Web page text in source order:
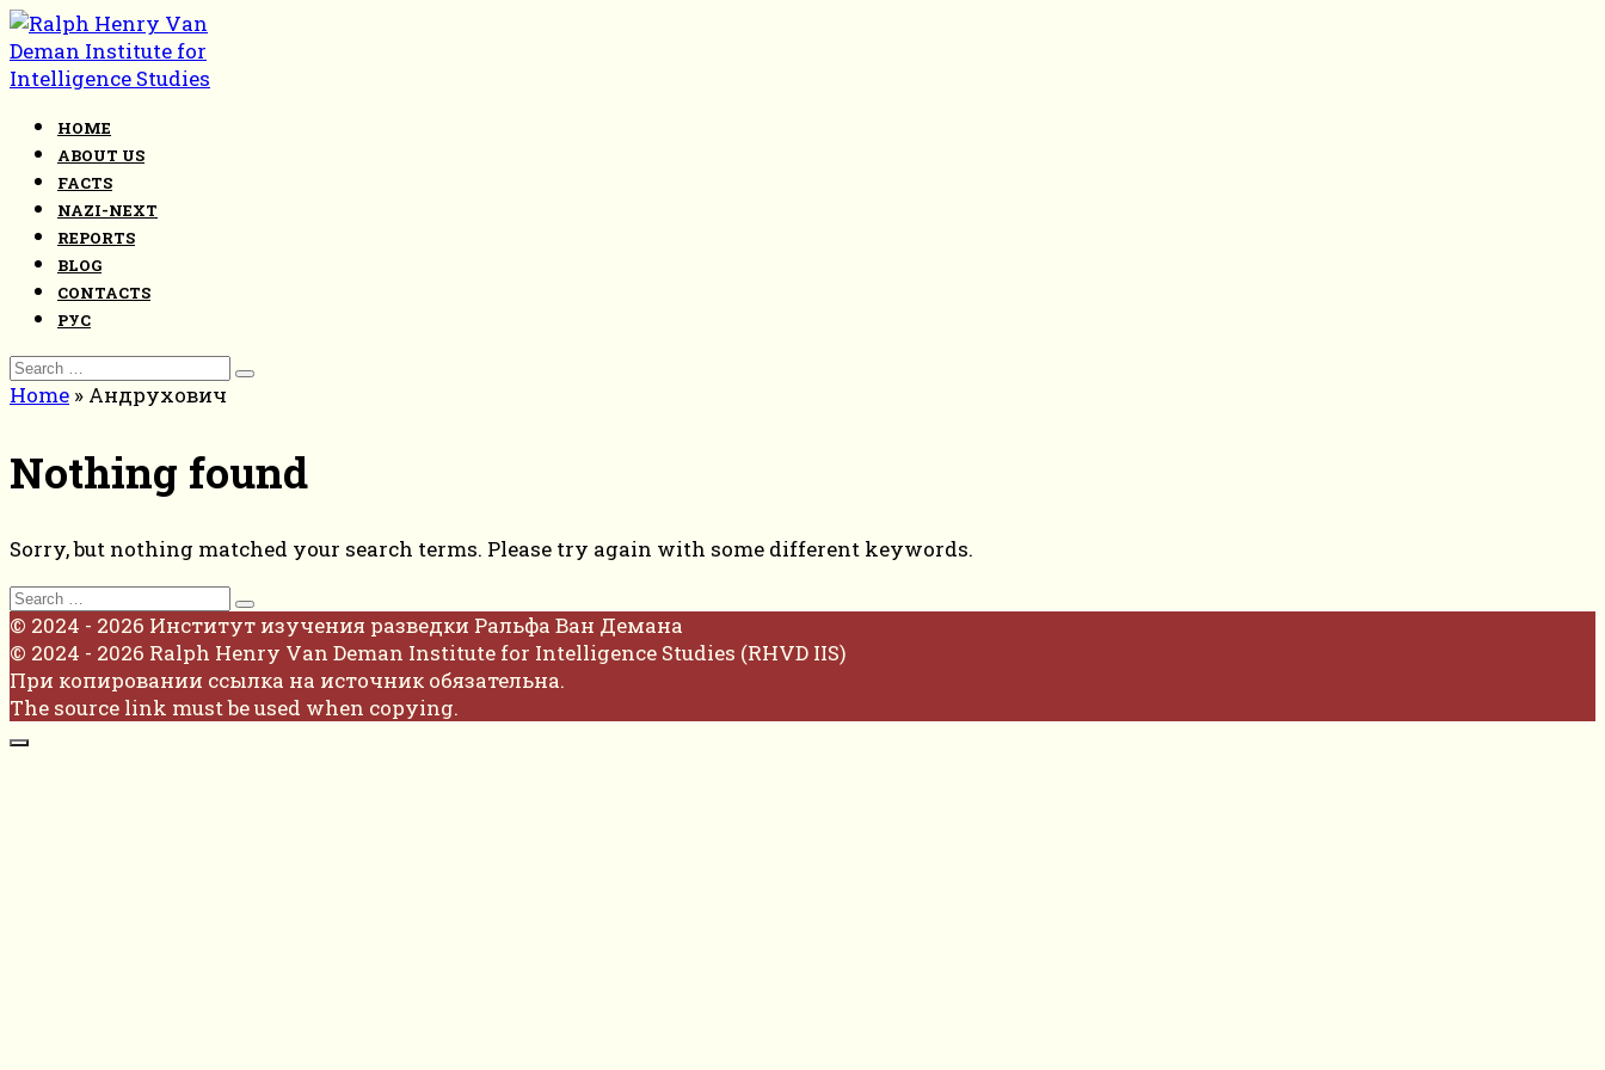
Skip
to
content
HOME
ABOUT US
FACTS
NAZI-NEXT
REPORTS
BLOG
CONTACTS
РУС
Search
for:
Home » Андрухович
Nothing found
Sorry, but nothing matched your search terms. Please try again with some different keywords.
Search
for:
© 2024 - 2026 Институт изучения разведки Ральфа Ван Демана
© 2024 - 2026 Ralph Henry Van Deman Institute for Intelligence Studies (RHVD IIS)
При копировании ссылка на источник обязательна.
The source link must be used when copying.